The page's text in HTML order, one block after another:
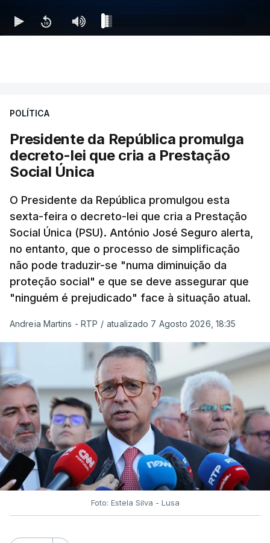
POLÍTICA
Presidente da República promulga
decreto-lei que cria a Prestação
Social Única
O Presidente da República promulgou esta
sexta-feira o decreto-lei que cria a Prestação
Social Única (PSU). António José Seguro alerta,
no entanto, que o processo de simplificação
não pode traduzir-se "numa diminuição da
proteção social" e que se deve assegurar que
"ninguém é prejudicado" face à situação atual.
Andreia Martins - RTP / atualizado 7 Agosto 2026, 18:35
Foto: Estela Silva - Lusa